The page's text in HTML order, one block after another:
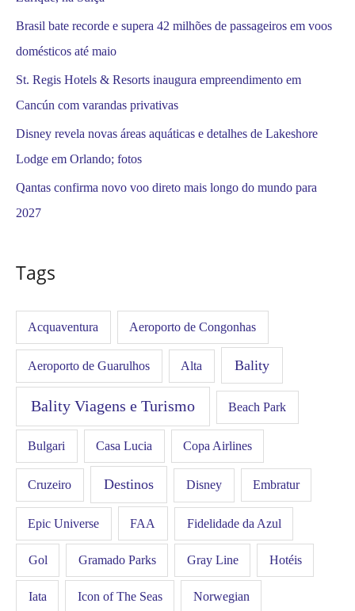
Brasil bate recorde e supera 42 milhões de passageiros em voos
domésticos até maio
St. Regis Hotels & Resorts inaugura empreendimento em
Cancún com varandas privativas
Disney revela novas áreas aquáticas e detalhes de Lakeshore
Lodge em Orlando; fotos
Qantas confirma novo voo direto mais longo do mundo para
2027
Tags
Acquaventura Aeroporto de Congonhas
Aeroporto de Guarulhos Alta Bality
Bality Viagens e Turismo Beach Park
Bulgari Casa Lucia Copa Airlines
Cruzeiro Destinos Disney Embratur
Epic Universe FAA Fidelidade da Azul
Gol Gramado Parks Gray Line Hotéis
Iata Icon of The Seas Norwegian